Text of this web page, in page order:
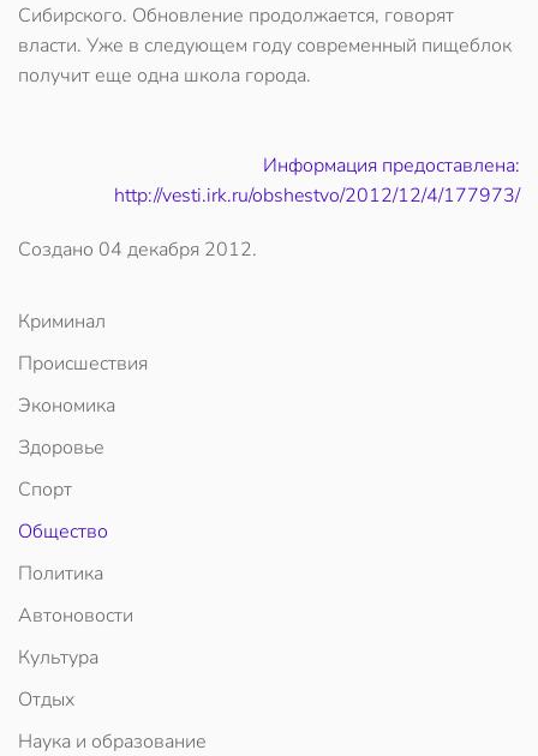
Сибирского. Обновление продолжается, говорят
власти. Уже в следующем году современный пищеблок
получит еще одна школа города.
Информация предоставлена:
http://vesti.irk.ru/obshestvo/2012/12/4/177973/
Создано 04 декабря 2012.
Криминал
Происшествия
Экономика
Здоровье
Спорт
Общество
Политика
Автоновости
Культура
Отдых
Наука и образование